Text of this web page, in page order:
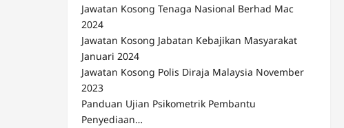
Jawatan Kosong Tenaga Nasional Berhad Mac
2024
Jawatan Kosong Jabatan Kebajikan Masyarakat
Januari 2024
Jawatan Kosong Polis Diraja Malaysia November
2023
Panduan Ujian Psikometrik Pembantu
Penyediaan…